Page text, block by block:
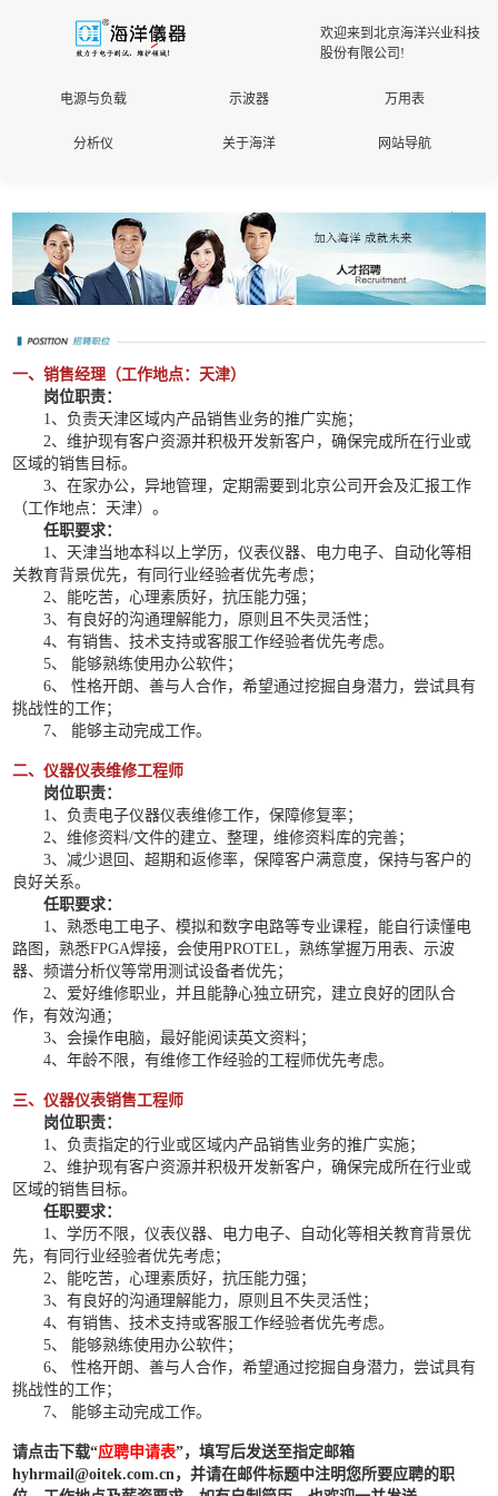
欢迎来到北京海洋兴业科技
股份有限公司!
电源与负载 示波器 万用表
分析仪 关于海洋 网站导航
一、销售经理（工作地点：天津）
岗位职责：
1、负责天津区域内产品销售业务的推广实施；
2、维护现有客户资源并积极开发新客户，确保完成所在行业或
区域的销售目标。
3、在家办公，异地管理，定期需要到北京公司开会及汇报工作
（工作地点：天津）。
任职要求：
1、天津当地本科以上学历，仪表仪器、电力电子、自动化等相
关教育背景优先，有同行业经验者优先考虑；
2、能吃苦，心理素质好，抗压能力强；
3、有良好的沟通理解能力，原则且不失灵活性；
4、有销售、技术支持或客服工作经验者优先考虑。
5、 能够熟练使用办公软件；
6、 性格开朗、善与人合作，希望通过挖掘自身潜力，尝试具有
挑战性的工作；
7、 能够主动完成工作。
二、仪器仪表维修工程师
岗位职责：
1、负责电子仪器仪表维修工作，保障修复率；
2、维修资料/文件的建立、整理，维修资料库的完善；
3、减少退回、超期和返修率，保障客户满意度，保持与客户的
良好关系。
任职要求：
1、熟悉电工电子、模拟和数字电路等专业课程，能自行读懂电
路图，熟悉FPGA焊接，会使用PROTEL，熟练掌握万用表、示波
器、频谱分析仪等常用测试设备者优先；
2、爱好维修职业，并且能静心独立研究，建立良好的团队合
作，有效沟通；
3、会操作电脑，最好能阅读英文资料；
4、年龄不限，有维修工作经验的工程师优先考虑。
三、仪器仪表销售工程师
岗位职责：
1、负责指定的行业或区域内产品销售业务的推广实施；
2、维护现有客户资源并积极开发新客户，确保完成所在行业或
区域的销售目标。
任职要求：
1、学历不限，仪表仪器、电力电子、自动化等相关教育背景优
先，有同行业经验者优先考虑；
2、能吃苦，心理素质好，抗压能力强；
3、有良好的沟通理解能力，原则且不失灵活性；
4、有销售、技术支持或客服工作经验者优先考虑。
5、 能够熟练使用办公软件；
6、 性格开朗、善与人合作，希望通过挖掘自身潜力，尝试具有
挑战性的工作；
7、 能够主动完成工作。
请点击下载“应聘申请表”，填写后发送至指定邮箱
hyhrmail@oitek.com.cn，并请在邮件标题中注明您所要应聘的职